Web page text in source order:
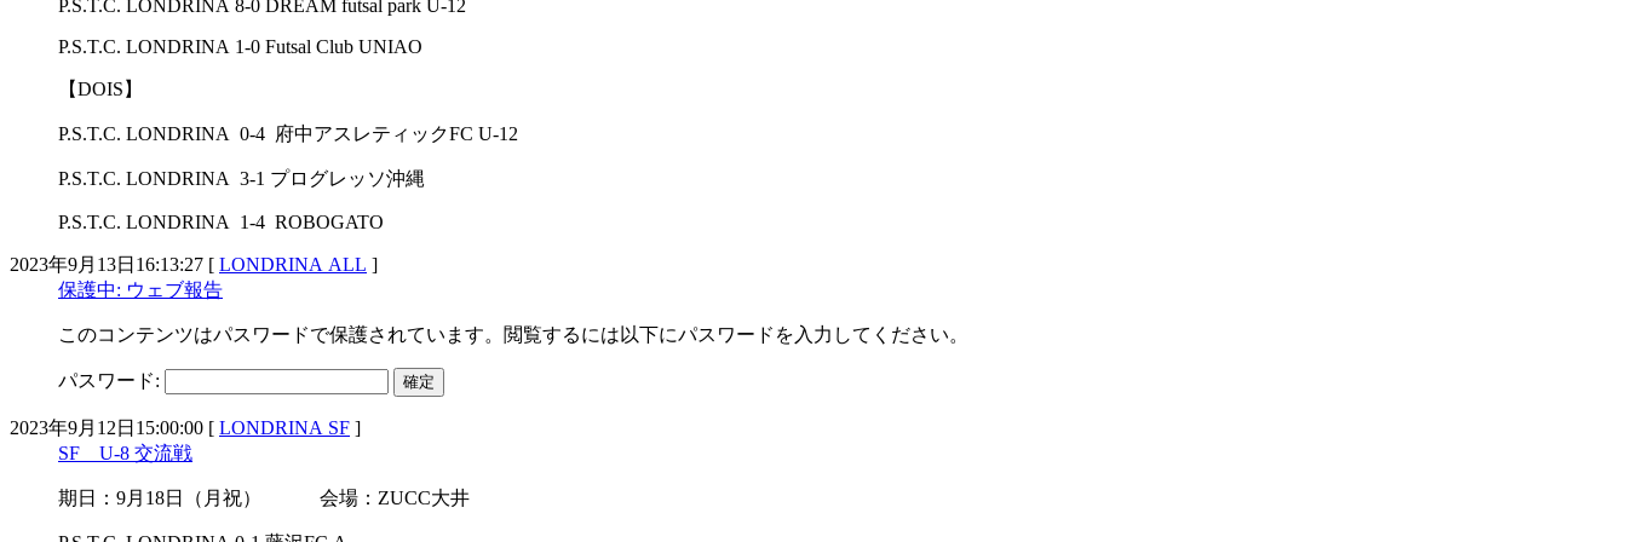
P.S.T.C. LONDRINA 8-0 DREAM futsal park U-12
P.S.T.C. LONDRINA 1-0 Futsal Club UNIAO
【DOIS】
P.S.T.C. LONDRINA 0-4 府中アスレティックFC U-12
P.S.T.C. LONDRINA 3-1 プログレッソ沖縄
P.S.T.C. LONDRINA 1-4 ROBOGATO
2023年9月13日16:13:27 [ LONDRINA ALL ]
保護中: ウェブ報告
このコンテンツはパスワードで保護されています。閲覧するには以下にパスワードを入力してください。
パスワード:
2023年9月12日15:00:00 [ LONDRINA SF ]
SF U-8 交流戦
期日：9月18日（月祝） 会場：ZUCC大井